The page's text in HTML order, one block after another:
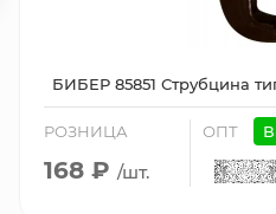
БИБЕР 85851 Струбцина
РОЗНИЦА
168 ₽ /шт.
ОПТ